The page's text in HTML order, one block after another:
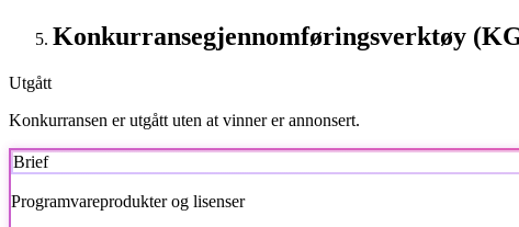
Konkurransegjennomføringsverktøy
Utgått
Konkurransen er utgått uten at vinner er annonsert.
Brief
Programvareprodukter og lisenser